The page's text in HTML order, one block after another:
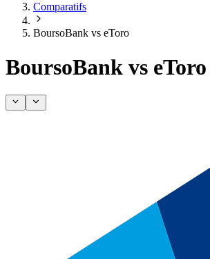
Comparatifs
BoursoBank vs eToro
BoursoBank vs eToro